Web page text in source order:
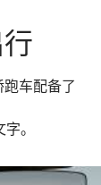
车配备了
。